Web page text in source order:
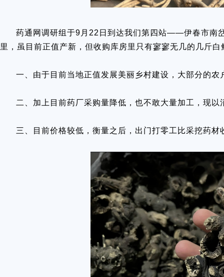
药通网调研组于9月22日到达我们第四站——伊春市南
里，虽目前正值产新，但收购库房里只有寥寥无几的几斤
一、由于目前当地正值发展美丽乡村建设，大部分的
二、加上目前药厂采购量降低，也不敢大量加工，现以
三、目前价格较低，衡量之后，出门打零工比采挖药